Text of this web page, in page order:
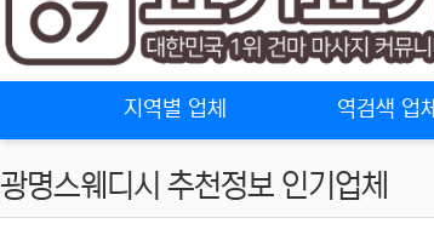
지역별 업체 역검색 업체
광명스웨디시 추천정보 인기업체